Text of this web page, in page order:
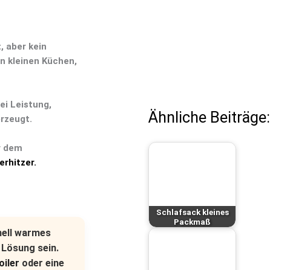
aber kein
kleinen Küchen,
Leistung,
dem
.
warmes
sein.
oder eine
Ähnliche Beiträge:
Schlafsack kleines
Packmaß